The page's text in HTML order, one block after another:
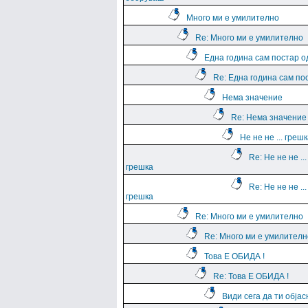
Много ми е умилително
Re: Много ми е умилително
Една година сам постар
Re: Една година сам
Нема значение
Re: Нема значение
Не не не ...
Re: Не не не ...
грешка
Re: Не не не ...
грешка
Re: Много ми е умилително
Re: Много ми е
Това Е ОБИДА !
Re: Това Е ОБИДА !
Види сега да ти